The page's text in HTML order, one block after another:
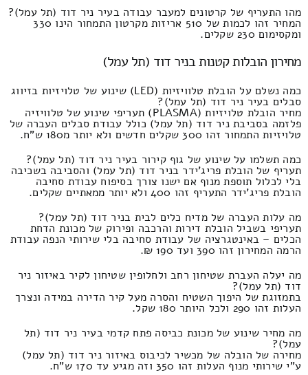
מהו התעריף של קרטונים למעבר עבודה בעיר ניר דוד (תל עמל)?
המחיר זהו לכמות של 510 אריזות מקרטון התמחור הינו 330
ומקסימום 230 שקלים.
מחירון הובלות קטנות בניר דוד (תל עמל)
כמה נשלם על הובלת טלוויזיות (LED) שינוע של טלויזיות בזיווג
סבלים בעיר ניר דוד (תל עמל)?
מחיר הובלת טלויזיות (PLASMA) תעריפי שינוע של טלוויזיה
פלזמה בסביבת ניר דוד (תל עמל) כולל עבודת סבלים העברה של
טלויזיות התמחור זהו 300 שקלים חדשים ולא יותר מ180 ש"ח.
כמה תשלמו על שינוע של גוף קירור בעיר ניר דוד (תל עמל)?
תעריף של הובלת פריג'ידר בניר דוד (תל עמל) והסביבה בשכיבה
בלי לכלול תוספת מנוף אם ישנו צורך בסיפוח עבודת סחיבה
הובלת פריג'ידר התעריף זהו 400 ולא יותר ממאתיים שקלים.
מה עלות העברה של מדיח כלים לבית בניר דוד (תל עמל)?
תעריפי בשביל הובלת דירות והרכבה ופירוק של מכונת הדחת
הכלים – באינטגרציה של עבודת סחיבה בלי שירותי הנפה עבודת
הרמה המחירון זהו 390 ועד 190 ₪.
מה יעלה העברת שטיחון רחב ולחלופין שטיחון לקיר באיזור ניר
דוד (תל עמל)?
בתמזוגת של היפוך השטיח והסרה מעל קיר הדירה במידה ונצרך
העלות זהו 290 ולכל היותר 180 שקל.
מה מחיר שינוע של מכונת כביסה פתח קדמי בעיר ניר דוד (תל
עמל)?
מחירה של הובלה של מכשיר לכיבוס באיזור ניר דוד (תל עמל)
ע"י שירותי מנוף העלות זהו 350 וזה מגיע עד 170 ש"ח.